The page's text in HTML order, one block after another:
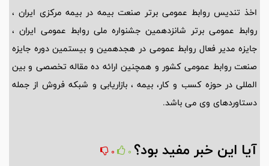
اخذ تندیس روابط عمومی برتر صنعت بیمه در بیمه مرکزی ایران ،
روابط عمومی برتر شانزدهمین جشنواره ملی روابط عمومی ایران ،
جایزه مدیر فعال روابط عمومی در هجدهمین و بیستمین دوره جایزه
صنعت روابط عمومی کشور و همچنین ارائه ده مقاله تخصصی و بین
المللی در حوزه کسب و کار، بیمه ، بازاریابی و شبکه فروش از جمله
دستاوردهای وی می باشد.
آیا این خبر مفید بود؟ 0
0